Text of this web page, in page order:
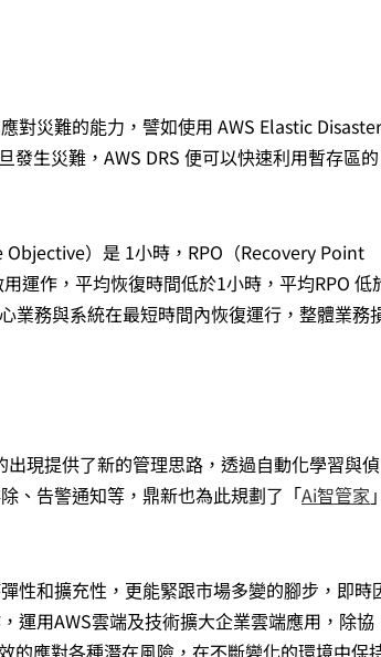
對災難的能力，譬如使用 AWS Elastic Disaster
發生災難，AWS DRS 便可以快速利用暫存區的
）是 1小時，RPO（Recovery Point
運作，平均恢復時間低於1小時，平均RPO 低
業務與系統在最短時間內恢復運行，整體業務
現提供了新的管理思路，透過自動化學習與偵
、告警通知等，鼎新也為此規劃了「Ai智管家」
性和擴充性，更能緊跟市場多變的腳步，即時
運用AWS雲端及技術擴大企業雲端應用，除協
的應對各種潛在風險，在不斷變化的環境中保